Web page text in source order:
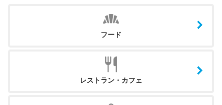
フード
レストラン・カフェ